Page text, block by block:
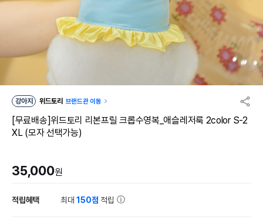
강아지 위드토리 브랜드관 이동
[무료배송]위드토리 리본프릴 크롭수영복_애슬레저룩 2color S-2
XL (모자 선택가능)
35,000원
적립혜택 최대150점 적립